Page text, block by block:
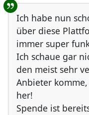
Ich habe nun
über diese
immer super
Ich schaue gar
den meist sehr
Anbieter
her!
Spende ist